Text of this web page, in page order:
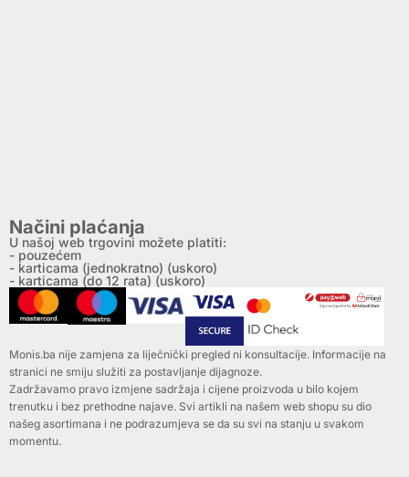
Načini plaćanja
U našoj web trgovini možete platiti:
- pouzećem
- karticama (jednokratno) (uskoro)
- karticama (do 12 rata) (uskoro)
Monis.ba nije zamjena za liječnički pregled ni konsultacije. Informacije na
stranici ne smiju služiti za postavljanje dijagnoze.
Zadržavamo pravo izmjene sadržaja i cijene proizvoda u bilo kojem
trenutku i bez prethodne najave. Svi artikli na našem web shopu su dio
našeg asortimana i ne podrazumjeva se da su svi na stanju u svakom
momentu.